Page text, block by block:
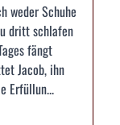
weder Schuhe
dritt schlafen
fängt
Jacob, ihn
Erfüllun...